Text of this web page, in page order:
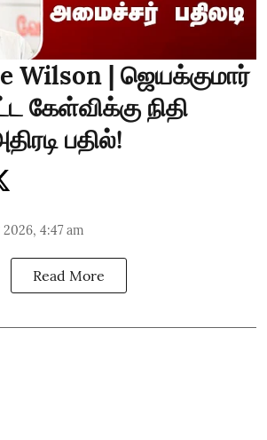
Wilson | ஜெயக்குமார்
கேள்விக்கு நிதி
பதில்!
2026, 4:47 am
Read More